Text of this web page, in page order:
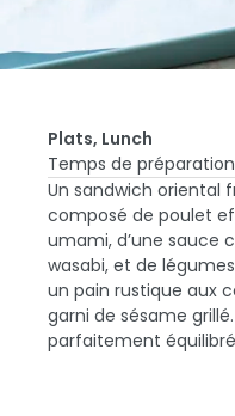
Accueil
Inspire-
moi
Sandwich
Oriental
Aux
Céréales
Multiples
Plats, Lunch
Temps de
Un sandwich oriental
composé de poulet
umami, d’une sauce
wasabi, et de
un pain rustique aux
garni de sésame
parfaitement